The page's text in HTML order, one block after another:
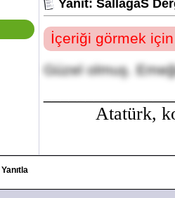
Yanıt: SallagaS
İçeriği görmek
Güzel olmuş.
Atatürk,
Yanıtla